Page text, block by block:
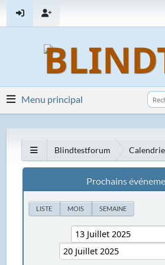
Menu principal
Blindtestforum
Prochains
LISTE MOIS SEMAINE